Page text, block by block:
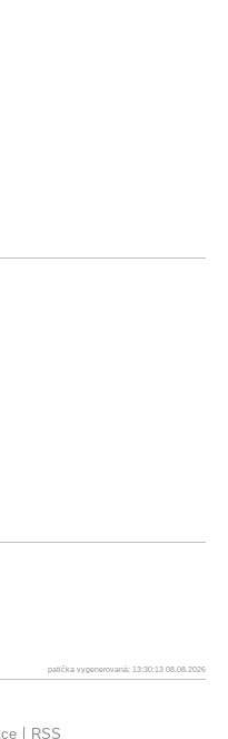
patička vygenerovaná: 13:30:13 08.08.2026
RSS